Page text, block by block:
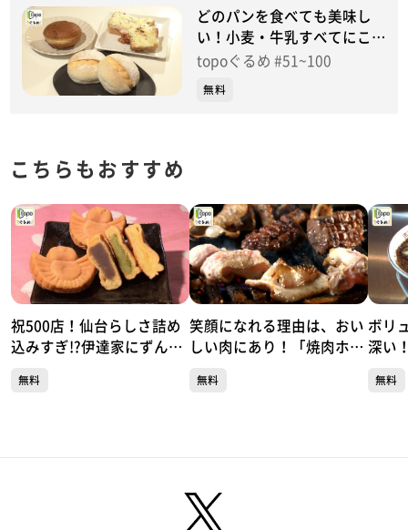
どのパンを食べても美味し
い！小麦・牛乳すべてにこだ
わりが「etoffe」（太白区泉
topoぐるめ #51~100
無料
こちらもおすすめ
祝500店！仙台らしさ詰め
込みすぎ!?伊達家にずんだ
区川内）#500【topoぐる
無料
笑顔になれる理由は、おい
しい肉にあり！「焼肉ホル
分町）#499【topoぐる
無料
ボリ
深い
葉区
無料